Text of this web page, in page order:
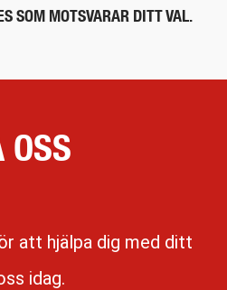
SOM MOTSVARAR DITT VAL.
OSS
att hjälpa dig med ditt
idag.